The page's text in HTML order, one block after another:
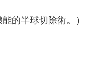
的半球切除術。）